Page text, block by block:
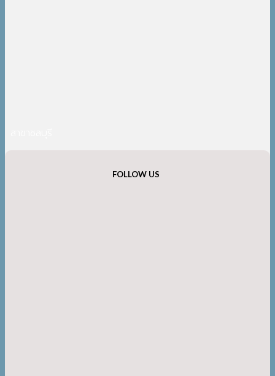
FOLLOW US